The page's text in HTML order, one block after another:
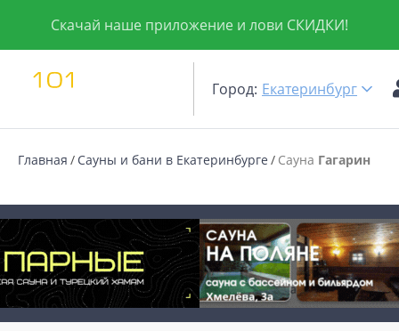
Скачай наше приложение и лови СКИДКИ!
Город: Екатеринбург
Главная Сауны и бани в Екатеринбурге Сауна Гагарин